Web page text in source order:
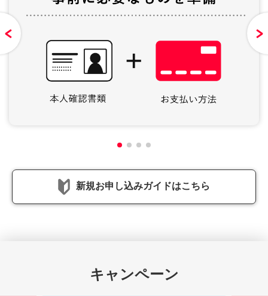
新規お申し込みガイドはこちら
キャンペーン